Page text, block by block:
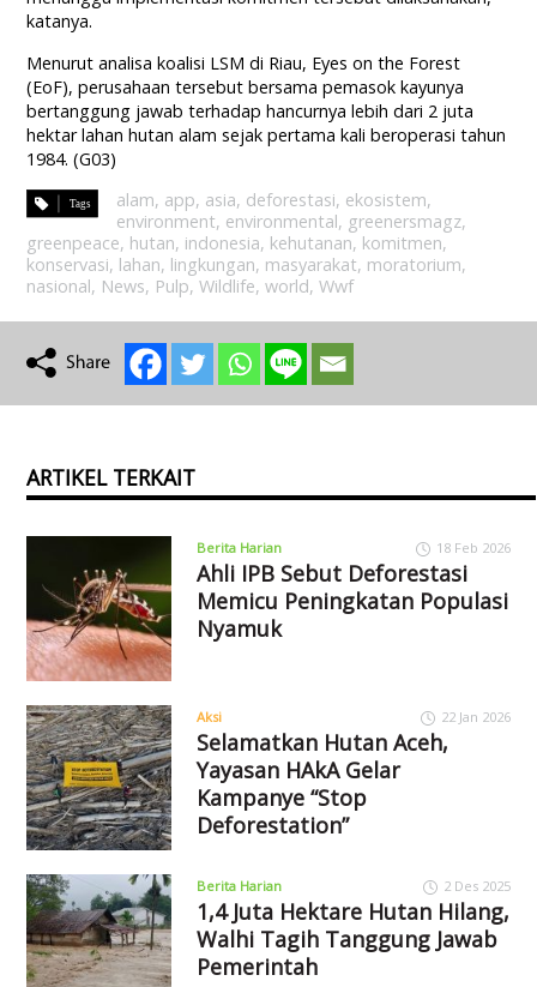
katanya.
Menurut analisa koalisi LSM di Riau, Eyes on the Forest
(EoF), perusahaan tersebut bersama pemasok kayunya
bertanggung jawab terhadap hancurnya lebih dari 2 juta
hektar lahan hutan alam sejak pertama kali beroperasi tahun
1984. (G03)
alam, app, asia, deforestasi, ekosistem,
environment, environmental, greenersmagz,
greenpeace, hutan, indonesia, kehutanan, komitmen,
konservasi, lahan, lingkungan, masyarakat, moratorium,
nasional, News, Pulp,Wildlife,world,Wwf
ARTIKEL TERKAIT
Berita Harian 18 Feb 2026
Ahli IPB Sebut Deforestasi
Memicu Peningkatan Populasi
Nyamuk
Aksi 22 Jan 2026
Selamatkan Hutan Aceh,
Yayasan HAkA Gelar
Kampanye “Stop
Deforestation”
Berita Harian 2 Des 2025
1,4 Juta Hektare Hutan Hilang,
Walhi Tagih Tanggung Jawab
Pemerintah